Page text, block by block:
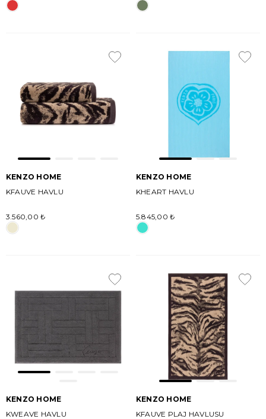
KENZO HOME
KFAUVE HAVLU
3.560,00 ₺
KENZO HOME
KHEART HAVLU
5.845,00 ₺
KENZO HOME
KWEAVE HAVLU
KENZO HOME
KFAUVE PLAJ HAVLUSU